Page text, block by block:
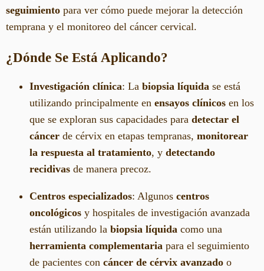
seguimiento para ver cómo puede mejorar la detección
temprana y el monitoreo del cáncer cervical.
¿Dónde Se Está Aplicando?
Investigación clínica: La biopsia líquida se está
utilizando principalmente en ensayos clínicos en los
que se exploran sus capacidades para detectar el
cáncer de cérvix en etapas tempranas, monitorear
la respuesta al tratamiento, y detectando
recidivas de manera precoz.
Centros especializados: Algunos centros
oncológicos y hospitales de investigación avanzada
están utilizando la biopsia líquida como una
herramienta complementaria para el seguimiento
de pacientes con cáncer de cérvix avanzado o